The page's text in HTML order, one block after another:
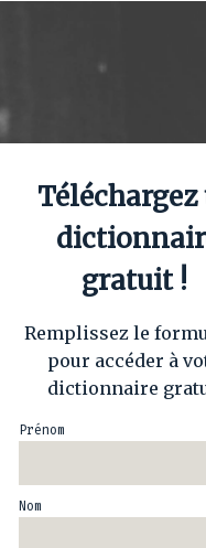
Téléchargez
gratuit !
Remplissez le
pour accéder à
dictionnaire
Prénom
Nom